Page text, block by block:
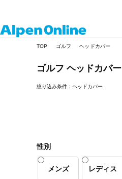
TOP ゴルフ ヘッドカバー
ゴルフ ヘッドカバー
絞り込み条件：ヘッドカバー
性別
メンズ レディス